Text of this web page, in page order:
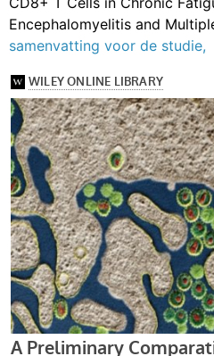
Encephalomyelitis and
samenvatting voor de studie,